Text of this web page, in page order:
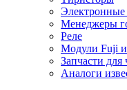
Менеджеры
Реле
Модули Fuji
Запчасти для
Аналоги